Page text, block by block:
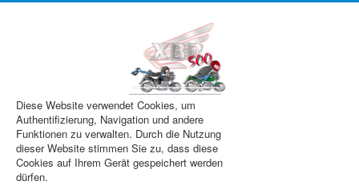
Diese Website verwendet Cookies, um
Authentifizierung, Navigation und andere
Funktionen zu verwalten. Durch die Nutzung
dieser Website stimmen Sie zu, dass diese
Cookies auf Ihrem Gerät gespeichert werden
dürfen.